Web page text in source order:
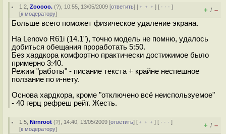
1.2 ,Zooooo. (?), 10:55, 13/05/2009 [ответить] [ ﹢﹢﹢] [ · · ·]
[к модератору] + / –
Больше всего поможет физическое удаление экрана.
На Lenovo R61i (14.1"), точно модель не помню, удалось
добиться обещания проработать 5:50.
Без хардкора комфортно практически достижимое было
примерно 3:40.
Режим "работы" - писание текста + крайне неспешное
ползание по и-нету.
Основа хардкора, кроме "отключено всё неиспользуемое"
- 40 герц рефреш рейт. Жесть.
1.5 ,Nirnroot (?), 14:40, 13/05/2009 [ответить] [ ﹢﹢﹢] [ · · ·]
[к модератору] + / –